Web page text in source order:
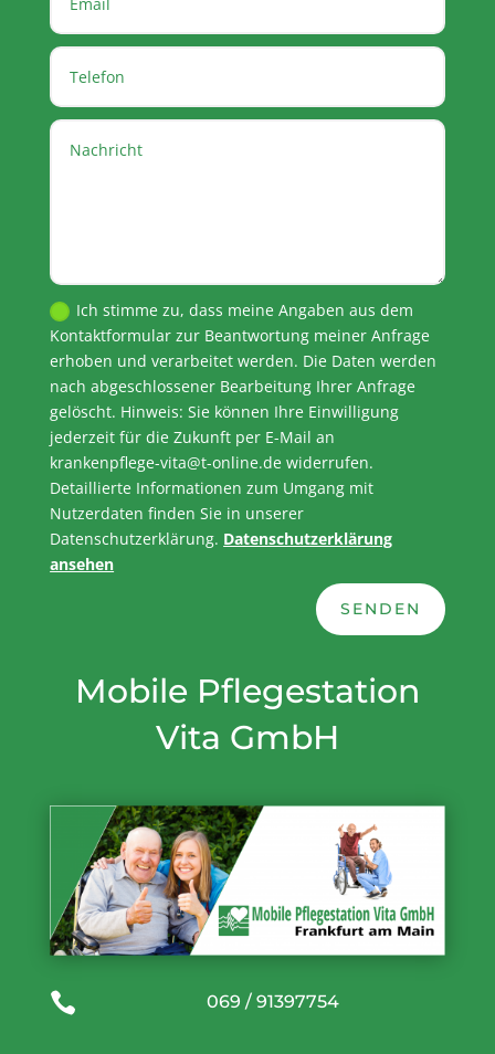
Ich stimme zu, dass meine Angaben aus dem
Kontaktformular zur Beantwortung meiner Anfrage
erhoben und verarbeitet werden. Die Daten werden
nach abgeschlossener Bearbeitung Ihrer Anfrage
gelöscht. Hinweis: Sie können Ihre Einwilligung
jederzeit für die Zukunft per E-Mail an
krankenpflege-vita@t-online.de widerrufen.
Detaillierte Informationen zum Umgang mit
Nutzerdaten finden Sie in unserer
Datenschutzerklärung. Datenschutzerklärung
ansehen
SENDEN
Mobile Pflegestation
Vita GmbH
 069 / 91397754